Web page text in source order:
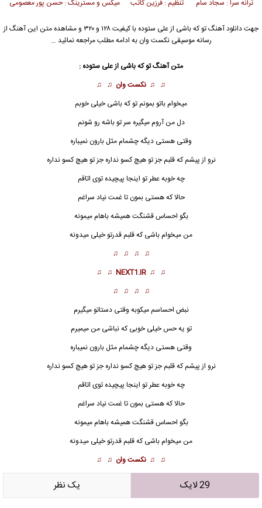
ترانه سرا : سجاد سام تنظیم : فرزین کاتب میکس و مسترینگ : حسن پور معصومی
جهت دانلود آهنگ تو که باشی ازعلی‌ ستوده
با کیفیت ۱۲۸ و ۳۲۰ و مشاهده متن این آهنگ از
رسانه موسیقی نکست وان به ادامه مطلب مراجعه نمائید …
متن آهنگ تو که باشی ازعلی‌ ستوده :
♫ ♫ نکست وان ♫ ♫
میخوام باتو بمونمتو که باشی خیلی خوبم
دل من آروم میگیره سر تو باشه رو شونم
وقتی هستی دیگه چشمام مثل بارون نمیباره
نرو از پیشم که قلبم جز تو هیچ کسو نداره جز تو هیچ کسو نداره
چه خوبه عطر تو اینجا پیچیده توی اتاقم
حالا که هستی بمون تا غمت نیاد سراغم
بگو احساس قشنگت همیشه باهام میمونه
من میخوام باشی که قلبم قدرتو خیلی میدونه
♫ ♫ ♫ ♫
♫ ♫
NEXT1.IR
♫ ♫
♫ ♫ ♫ ♫
نبض احساسم میکوبه وقتی دستاتو میگیرم
تو یه حس خیلی خوبی که نباشی من میمیرم
وقتی هستی دیگه چشمام مثل بارون نمیباره
نرو از پیشم که قلبم جز تو هیچ کسو نداره جزتو هیچ کسو نداره
چه خوبه عطر تو اینجا پیچیده توی اتاقم
حالا که هستی بمون تا غمت نیاد سراغم
بگو احساس قشنگت همیشه باهام میمونه
من میخوام باشی که قلبم قدرتو خیلی میدونه
♫ ♫ نکست وان ♫ ♫
29 لایک يک نظر